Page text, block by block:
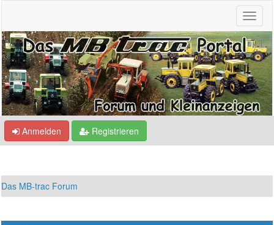
Anmelden Registrieren
Das MB-trac Forum